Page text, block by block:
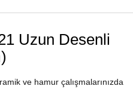
Uzun Desenli
ve hamur çalışmalarınızda